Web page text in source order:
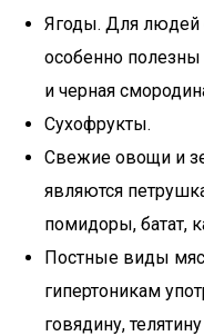
Ягоды. Для людей
особенно полезны
и черная
Сухофрукты.
Свежие овощи и
являются
помидоры, батат,
Постные виды
гипертоникам
говядину,